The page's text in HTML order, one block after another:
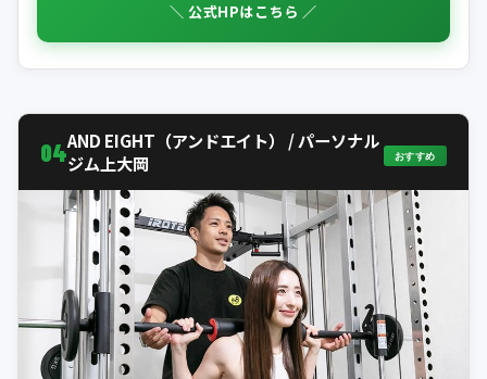
＼ 公式HPはこちら ／
04AND EIGHT（アンドエイト） / パーソナル
ジム上大岡
おすすめ